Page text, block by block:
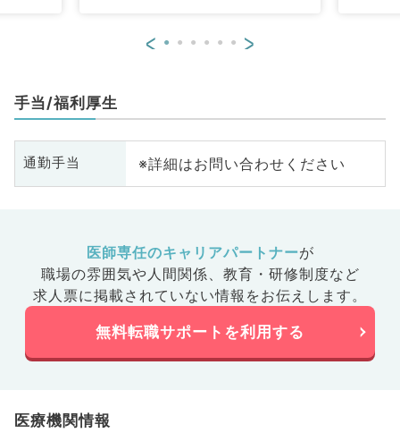
< >
手当/福利厚生
通勤手当 ※詳細はお問い合わせください
医師専任のキャリアパートナーが
職場の雰囲気や人間関係、 教育・研修制度など
求人票に掲載されていない情報をお伝えします。
無料転職サポートを利用する
医療機関情報